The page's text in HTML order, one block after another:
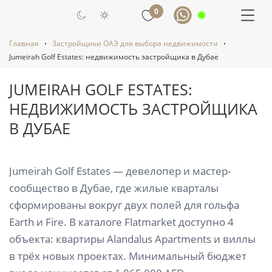
0
Главная
Застройщики ОАЭ для выбора недвижимости
Jumeirah Golf Estates: недвижимость застройщика в Дубае
JUMEIRAH GOLF ESTATES:
НЕДВИЖИМОСТЬ ЗАСТРОЙЩИКА
В ДУБАЕ
Jumeirah Golf Estates — девелопер и мастер-
сообщество в Дубае, где жилые кварталы
сформированы вокруг двух полей для гольфа
Earth и Fire. В каталоге Flatmarket доступно 4
объекта: квартиры Alandalus Apartments и виллы
в трёх новых проектах. Минимальный бюджет